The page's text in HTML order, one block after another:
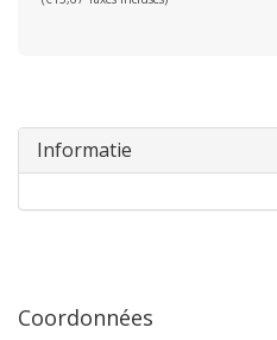
Informatie
Coordonnées